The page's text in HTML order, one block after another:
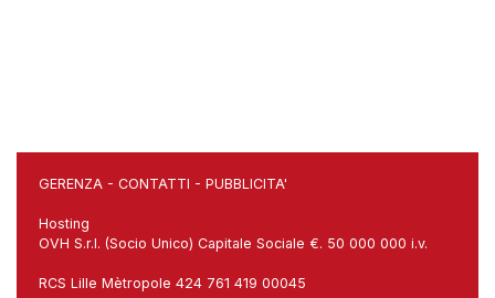
GERENZA - CONTATTI - PUBBLICITA'
Hosting
OVH S.r.l. (Socio Unico) Capitale Sociale €. 50 000 000 i.v.
RCS Lille Mètropole 424 761 419 00045